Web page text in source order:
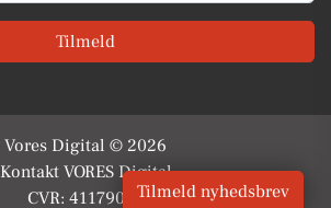
Tilmeld
Vores Digital © 2026
Kontakt VORES Digital
CVR: 41179082Tilmeld nyhedsbrev